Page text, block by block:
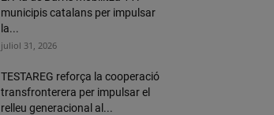
municipis catalans per impulsar
la...
juliol 31, 2026
TESTAREG reforça la cooperació
transfronterera per impulsar el
relleu generacional al...